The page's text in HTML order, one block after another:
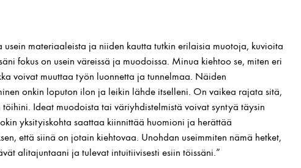
usein materiaaleista ja niiden kautta tutkin erilaisia muotoja, kuvioita
fokus on usein väreissä ja muodoissa. Minua kiehtoo se, miten eri
voivat muuttaa työn luonnetta ja tunnelmaa. Näiden
onkin loputon ilon ja leikin lähde itselleni. On vaikea rajata sitä,
Ideat muodoista tai väriyhdistelmistä voivat syntyä täysin
yksityiskohta saattaa kiinnittää huomioni ja herättää
että siinä on jotain kiehtovaa. Unohdan useimmiten nämä hetket,
alitajuntaani ja tulevat intuitiivisesti esiin töissäni.”